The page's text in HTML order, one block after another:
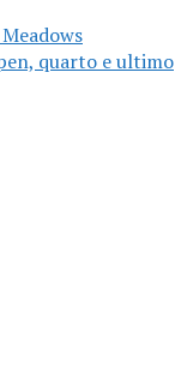
quarto e ultimo